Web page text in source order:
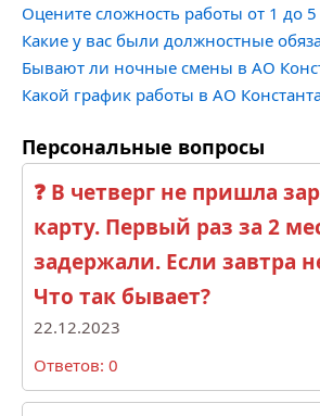
Оцените сложность работы от 1 до 5
Какие у вас были должностные
Бывают ли ночные смены в АО
Какой график работы в АО
Персональные вопросы
❓ В четверг не пришла
карту. Первый раз за 2
задержали. Если завтра
Что так бывает?
22.12.2023
Ответов: 0